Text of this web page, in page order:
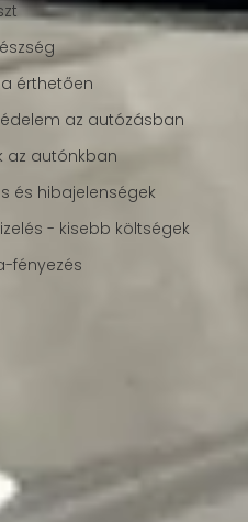
érthetően
az autózásban
az autónkban
és hibajelenségek
- kisebb költségek
fényezés